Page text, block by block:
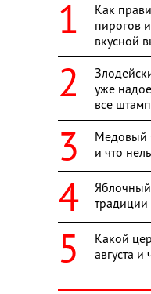
Как
пирогов
вкусной
уже
все
Медовый
и что
Яблочный
традиции
Какой
августа и